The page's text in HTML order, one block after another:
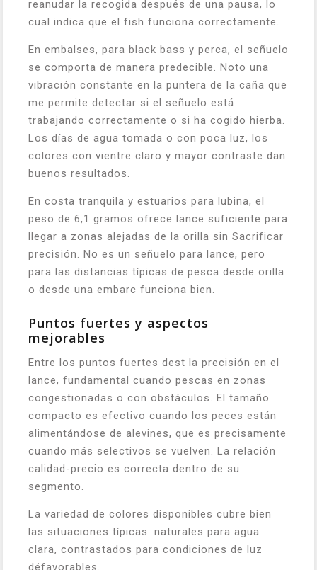
reanudar la recogida después de una pausa, lo
cual indica que el fish funciona correctamente.
En embalses, para black bass y perca, el señuelo
se comporta de manera predecible. Noto una
vibración constante en la puntera de la caña que
me permite detectar si el señuelo está
trabajando correctamente o si ha cogido hierba.
Los días de agua tomada o con poca luz, los
colores con vientre claro y mayor contraste dan
buenos resultados.
En costa tranquila y estuarios para lubina, el
peso de 6,1 gramos ofrece lance suficiente para
llegar a zonas alejadas de la orilla sin Sacrificar
precisión. No es un señuelo para lance, pero
para las distancias típicas de pesca desde orilla
o desde una embarc funciona bien.
Puntos fuertes y aspectos
mejorables
Entre los puntos fuertes dest la precisión en el
lance, fundamental cuando pescas en zonas
congestionadas o con obstáculos. El tamaño
compacto es efectivo cuando los peces están
alimentándose de alevines, que es precisamente
cuando más selectivos se vuelven. La relación
calidad-precio es correcta dentro de su
segmento.
La variedad de colores disponibles cubre bien
las situaciones típicas: naturales para agua
clara, contrastados para condiciones de luz
défavorables.